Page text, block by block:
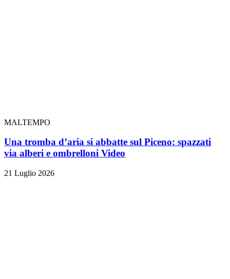
MALTEMPO
Una tromba d’aria si abbatte sul Piceno: spazzati
via alberi e ombrelloni Video
21 Luglio 2026